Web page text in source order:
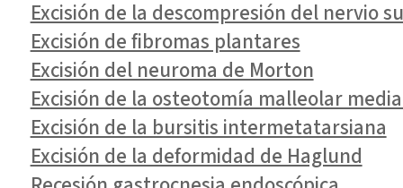
Excisión de la descompresión del nervio
Excisión de fibromas plantares
Excisión del neuroma de Morton
Excisión de la osteotomía malleolar
Excisión de la bursitis intermetatarsiana
Excisión de la deformidad de Haglund